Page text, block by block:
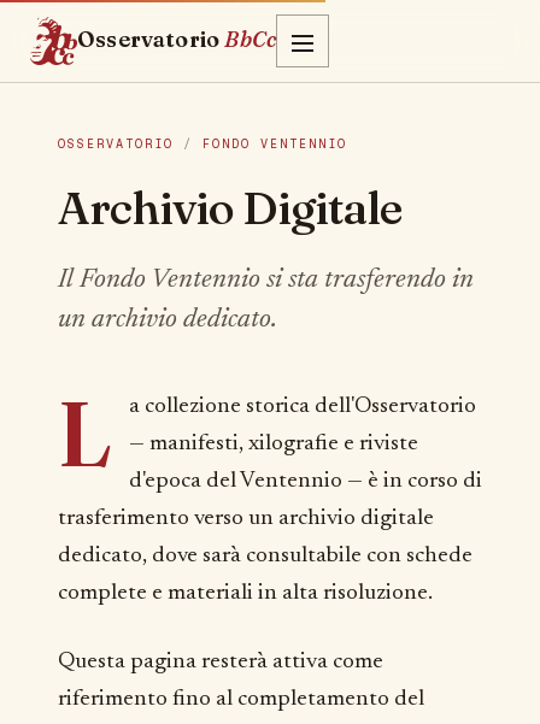
OsservatorioBbCc
OSSERVATORIO / FONDO VENTENNIO
Archivio Digitale
Il Fondo Ventennio si sta trasferendo in
un archivio dedicato.
L
a collezione storica dell'Osservatorio
— manifesti, xilografie e riviste
d'epoca del Ventennio — è in corso di
trasferimento verso un archivio digitale
dedicato, dove sarà consultabile con schede
complete e materiali in alta risoluzione.
Questa pagina resterà attiva come
riferimento fino al completamento del